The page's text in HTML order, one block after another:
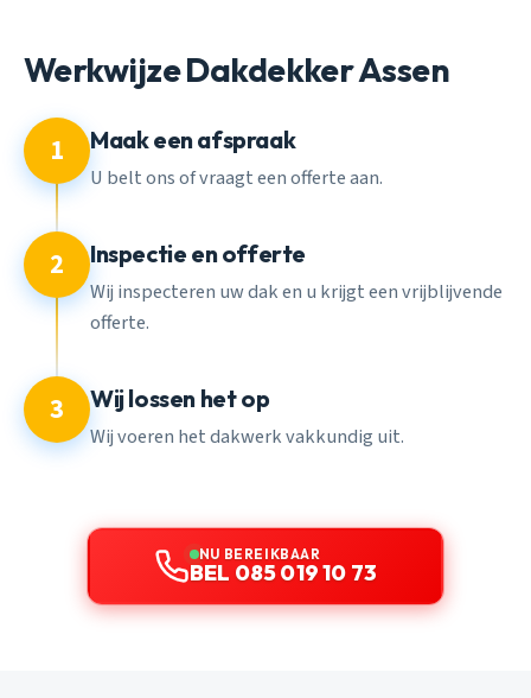
Werkwijze Dakdekker Assen
1 Maak een afspraak
U belt ons of vraagt een offerte aan.
2 Inspectie en offerte
Wij inspecteren uw dak en u krijgt een vrijblijvende
offerte.
3 Wij lossen het op
Wij voeren het dakwerk vakkundig uit.
NU BEREIKBAAR
BEL 085 019 10 73